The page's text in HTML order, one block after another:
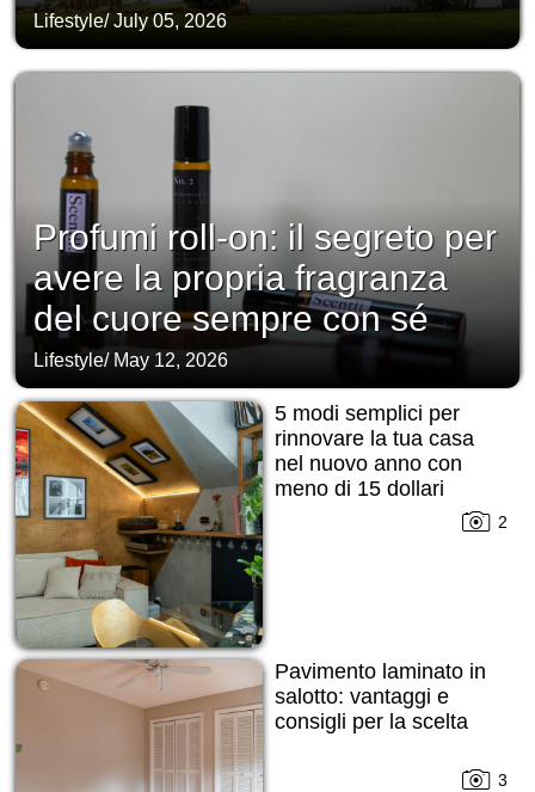
Lifestyle/July 05, 2026
Profumi roll-on: il segreto per
avere la propria fragranza
del cuore sempre con sé
Lifestyle/ May 12, 2026
5 modi semplici per
rinnovare la tua casa
nel nuovo anno con
meno di 15 dollari
2
Pavimento laminato in
salotto: vantaggi e
consigli per la scelta
3